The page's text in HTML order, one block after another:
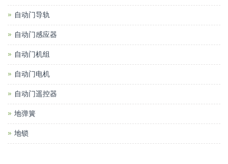
自动门导轨
自动门感应器
自动门机组
自动门电机
自动门遥控器
地弹簧
地锁